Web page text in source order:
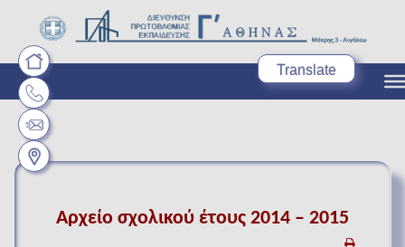
Αρχείο σχολικού έτους 2014 – 2015
Translate